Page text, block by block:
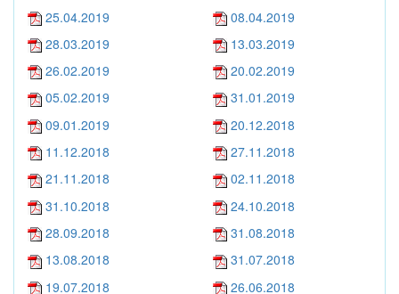
25.04.2019
08.04.2019
28.03.2019
13.03.2019
26.02.2019
20.02.2019
05.02.2019
31.01.2019
09.01.2019
20.12.2018
11.12.2018
27.11.2018
21.11.2018
02.11.2018
31.10.2018
24.10.2018
28.09.2018
31.08.2018
13.08.2018
31.07.2018
19.07.2018
26.06.2018